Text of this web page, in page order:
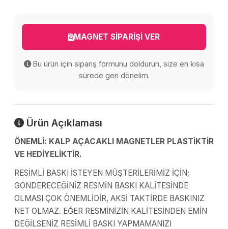
MAGNET SİPARİŞİ VER
Bu ürün için sipariş formunu doldurun, size en kısa
sürede geri dönelim.
Ürün Açıklaması
ÖNEMLİ: KALP AÇACAKLI MAGNETLER PLASTİKTİR
VE HEDİYELİKTİR.
RESİMLİ BASKI İSTEYEN MÜŞTERİLERİMİZ İÇİN;
GÖNDERECEĞİNİZ RESMİN BASKI KALİTESİNDE
OLMASI ÇOK ÖNEMLİDİR, AKSİ TAKTİRDE BASKINIZ
NET OLMAZ. EĞER RESMİNİZİN KALİTESİNDEN EMİN
DEĞİLSENİZ RESİMLİ BASKI YAPMAMANIZI